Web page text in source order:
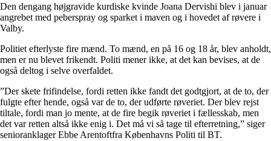
Den dengang højgravide kurdiske kvinde Joana Dervishi blev i januar
angrebet med peberspray og sparket i maven og i hovedet af røvere i
Valby.
Politiet efterlyste fire mænd. To mænd, en på 16 og 18 år, blev anholdt,
men er nu blevet frikendt. Politi mener ikke, at det kan bevises, at de
også deltog i selve overfaldet.
”Der skete frifindelse, fordi retten ikke fandt det godtgjort, at de to, der
fulgte efter hende, også var de to, der udførte røveriet. Der blev rejst
tiltale, fordi man jo mente, at de fire begik røveriet i fællesskab, men
det var retten altså ikke enig i. Det må vi så tage til efterretning,” siger
senioranklager Ebbe Arentoftfra Københavns Politi til BT.